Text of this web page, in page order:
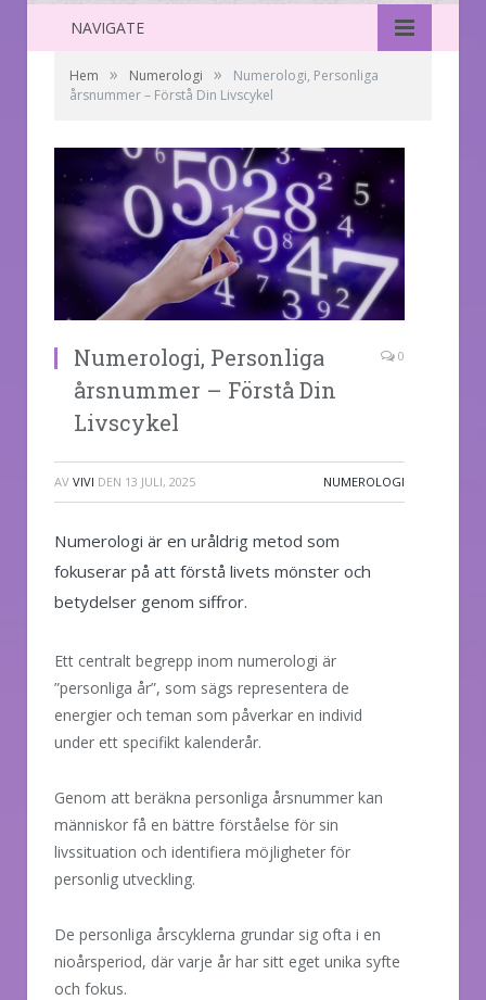
NAVIGATE
Hem » Numerologi »
Numerologi, Personliga
årsnummer – Förstå Din Livscykel
Numerologi, Personliga
årsnummer – Förstå Din
Livscykel
0
AV VIVI DEN 13 JULI, 2025 NUMEROLOGI
Numerologi är en uråldrig metod som
fokuserar på att förstå livets mönster och
betydelser genom siffror.
Ett centralt begrepp inom numerologi är
”personliga år”, som sägs representera de
energier och teman som påverkar en individ
under ett specifikt kalenderår.
Genom att beräkna personliga årsnummer kan
människor få en bättre förståelse för sin
livssituation och identifiera möjligheter för
personlig utveckling.
De personliga årscyklerna grundar sig ofta i en
nioårsperiod, där varje år har sitt eget unika syfte
och fokus.